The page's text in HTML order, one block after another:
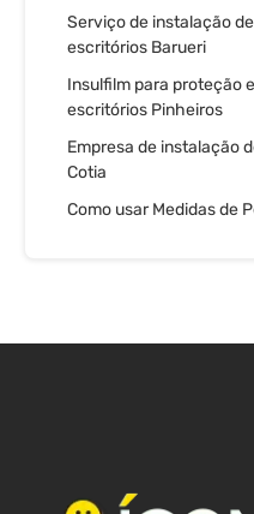
Serviço de instalação
escritórios Barueri
Insulfilm para proteção
escritórios Pinheiros
Empresa de instalação
Cotia
Como usar Medidas de